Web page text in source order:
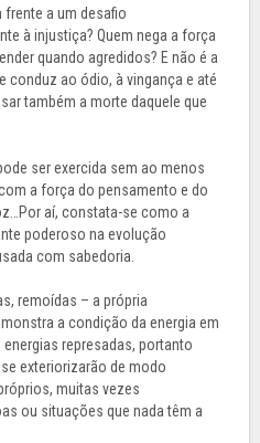
frente a um desafio
à injustiça? Quem nega a força
quando agredidos? E não é a
conduz ao ódio, à vingança e até
também a morte daquele que
ser exercida sem ao menos
a força do pensamento e do
aí, constata-se como a
poderoso na evolução
com sabedoria.
remoídas – a própria
a condição da energia em
represadas, portanto
exteriorizarão de modo
muitas vezes
ou situações que nada têm a